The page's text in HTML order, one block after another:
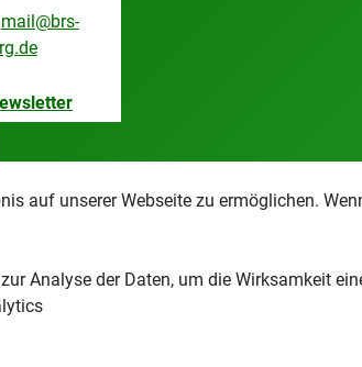
mail@brs-
auf unserer Webseite zu ermöglichen.
Analyse der Daten, um die Wirksamkeit